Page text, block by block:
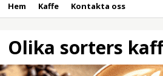
Hem Kaffe Kontakta oss
Olika sorters